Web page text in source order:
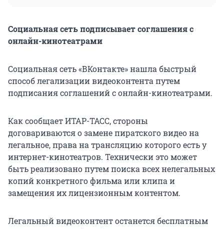
Социальная сеть подписывает соглашения с
онлайн-кинотеатрами
Социальная сеть «ВКонтакте» нашла быстрый
способ легализации видеоконтента путем
подписания соглашений с онлайн-кинотеатрами.
Как сообщает ИТАР-ТАСС, стороны
договариваются о замене пиратского видео на
легальное, права на трансляцию которого есть у
интернет-кинотеатров. Технически это может
быть реализовано путем поиска всех нелегальных
копий конкретного фильма или клипа и
замещения их лицензионным контентом.
Легальный видеоконтент останется бесплатным